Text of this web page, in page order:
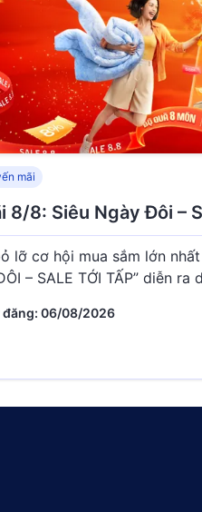
mãi
8/8: Siêu Ngày Đôi –
lỡ cơ hội mua sắm lớn
– SALE TỚI TẤP” diễn
đăng: 06/08/2026